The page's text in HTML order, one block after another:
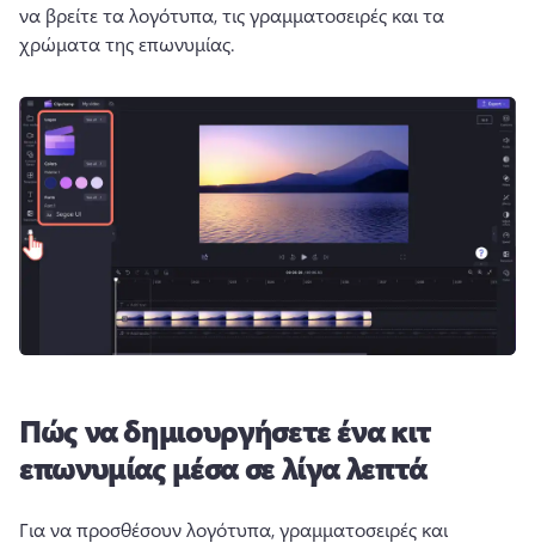
να βρείτε τα λογότυπα, τις γραμματοσειρές και τα
χρώματα της επωνυμίας.
Πώς να δημιουργήσετε ένα κιτ
επωνυμίας μέσα σε λίγα λεπτά
Για να προσθέσουν λογότυπα, γραμματοσειρές και